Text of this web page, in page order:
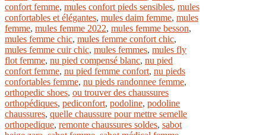
confort femme, mules confort pieds sensibles, mules
confortables et élégantes, mules daim femme, mules
femme, mules femme 2022, mules femme besson,
mules femme chic, mules femme confort chic,
mules femme cuir chic, mules femmes, mules fly
flot femme, nu pied compensé blanc, nu pied
confort femme, nu pied femme confort, nu pieds
confortables femme, nu pieds randonnee femme,
orthopedic shoes, ou trouver des chaussures
orthopédiques, pediconfort, podoline, podoline
chaussures, quelle chaussure pour mettre semelle
orthopedique, remonte chaussures soldes, sabot